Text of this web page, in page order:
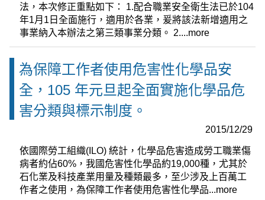
法，本次修正重點如下： 1.配合職業安全衛生法已於104
年1月1日全面施行，適用於各業，爰將該法新增適用之
事業納入本辦法之第三類事業分類。 2....more
為保障工作者使用危害性化學品安
全，105 年元旦起全面實施化學品危
害分類與標示制度。
2015/12/29
依國際勞工組織(ILO) 統計，化學品危害造成勞工職業傷
病者約佔60%，我國危害性化學品約19,000種，尤其於
石化業及科技產業用量及種類最多，至少涉及上百萬工
作者之使用，為保障工作者使用危害性化學品...more